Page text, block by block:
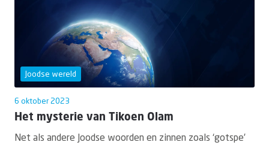
Joodse wereld
6 oktober 2023
Het mysterie van Tikoen Olam
Net als andere Joodse woorden en zinnen zoals ‘gotspe’